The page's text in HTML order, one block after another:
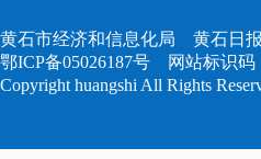
黄石市经济和信息化局 黄石日
鄂ICP备05026187号 网站标识码
Copyright huangshi All Rights